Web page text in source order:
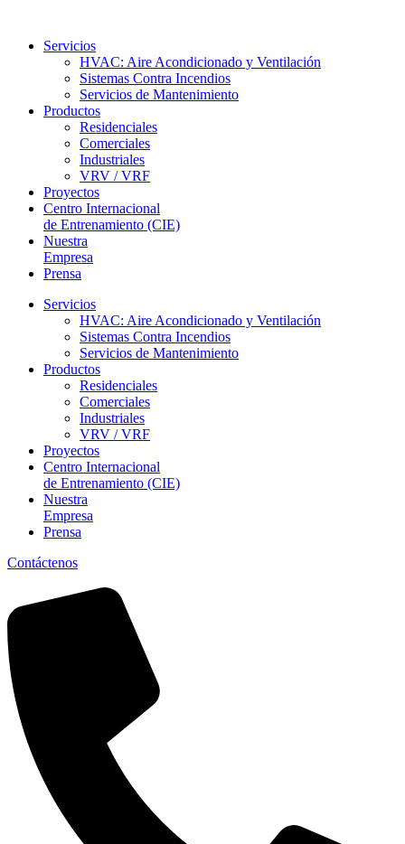
Servicios
HVAC: Aire Acondicionado y Ventilación
Sistemas Contra Incendios
Servicios de Mantenimiento
Productos
Residenciales
Comerciales
Industriales
VRV / VRF
Proyectos
Centro Internacional
de Entrenamiento (CIE)
Nuestra
Empresa
Prensa
Servicios
HVAC: Aire Acondicionado y Ventilación
Sistemas Contra Incendios
Servicios de Mantenimiento
Productos
Residenciales
Comerciales
Industriales
VRV / VRF
Proyectos
Centro Internacional
de Entrenamiento (CIE)
Nuestra
Empresa
Prensa
Contáctenos